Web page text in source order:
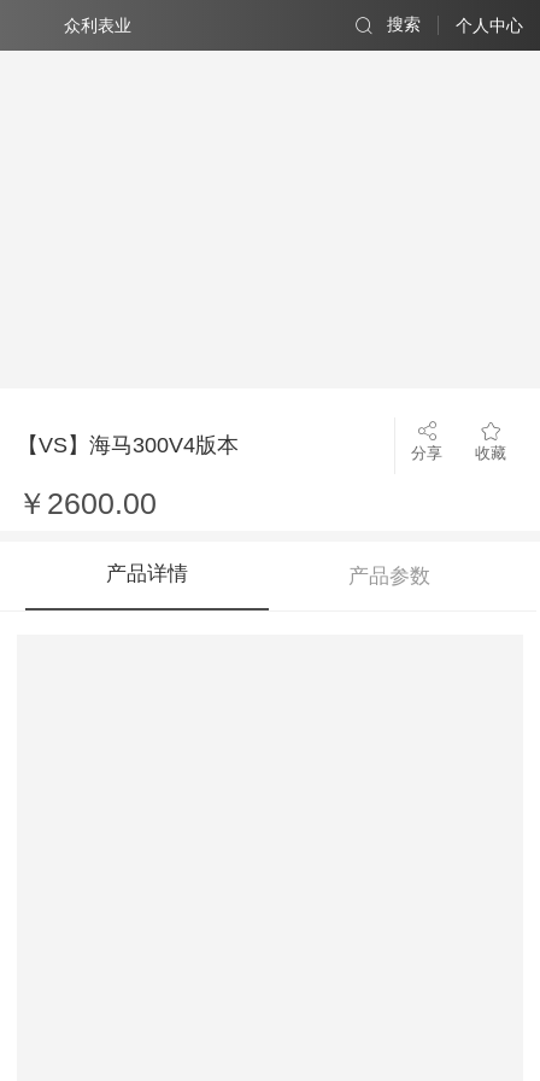
众利表业 个人中心
搜索
【VS】海马300V4版本 分享 收藏
￥2600.00
产品详情 产品参数